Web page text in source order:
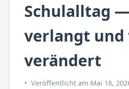
Schulalltag
verlangt und
verändert
Veröffentlicht am Mai 16,